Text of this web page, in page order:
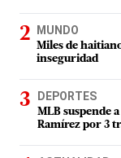
MUNDO
Miles de
inseguridad
DEPORTES
MLB suspende
Ramírez por 3